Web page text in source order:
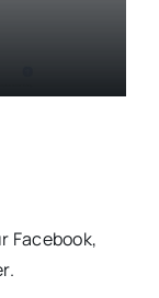
Facebook,